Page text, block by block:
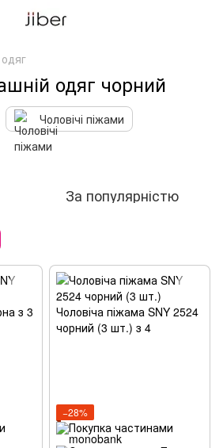
одяг чорний
Чоловічі піжами
За популярністю
−28%